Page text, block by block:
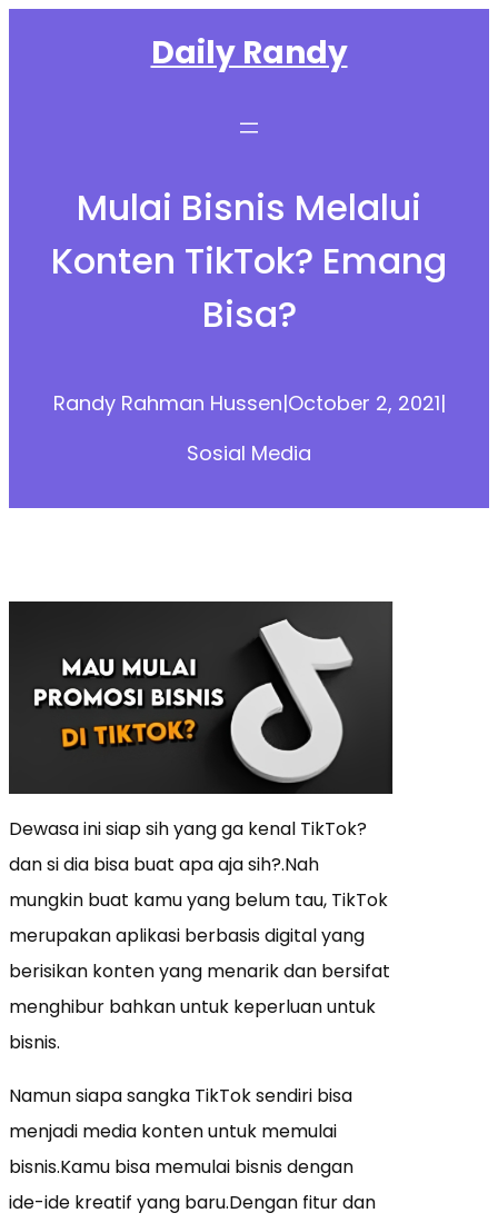
Daily Randy
Mulai Bisnis Melalui
Konten TikTok? Emang
Bisa?
Randy Rahman Hussen|October 2, 2021|
Sosial Media
Dewasa ini siap sih yang ga kenal TikTok?
dan si dia bisa buat apa aja sih?.Nah
mungkin buat kamu yang belum tau, TikTok
merupakan aplikasi berbasis digital yang
berisikan konten yang menarik dan bersifat
menghibur bahkan untuk keperluan untuk
bisnis.
Namun siapa sangka TikTok sendiri bisa
menjadi media konten untuk memulai
bisnis.Kamu bisa memulai bisnis dengan
ide-ide kreatif yang baru.Dengan fitur dan